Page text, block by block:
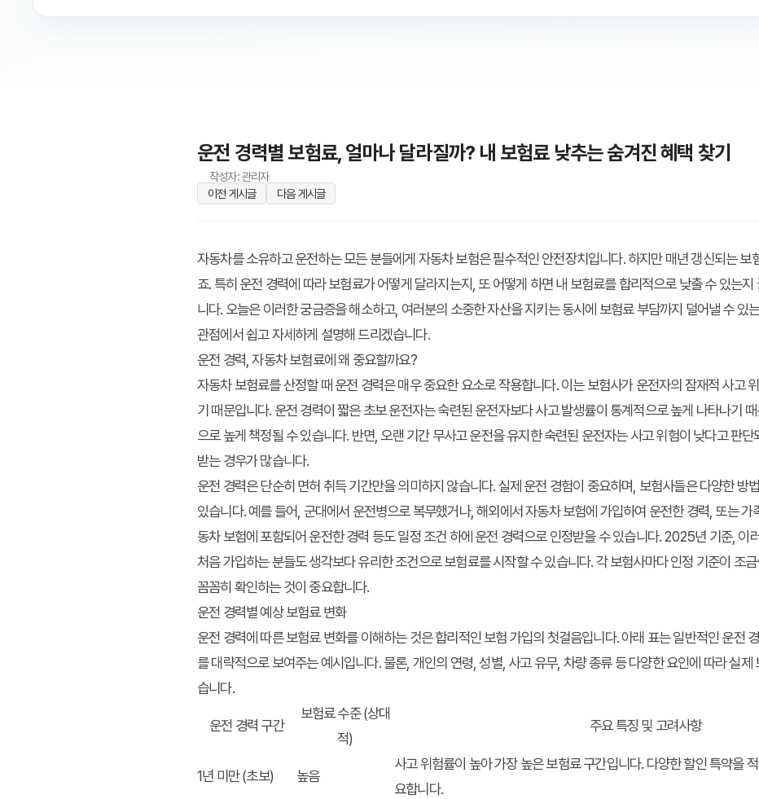
운전 경력별 보험료, 얼마나 달라질까? 내 보험료 낮추는 숨겨진 혜택 찾기
작성자: 관리자
이전 게시글
다음 게시글
자동차를 소유하고 운전하는 모든 분들에게 자동차 보험은 필수적인 안전장치입니다. 하지만 매년 갱신되는 보
죠. 특히 운전 경력에 따라 보험료가 어떻게 달라지는지, 또 어떻게 하면 내 보험료를 합리적으로 낮출 수 있는
니다. 오늘은 이러한 궁금증을 해소하고, 여러분의 소중한 자산을 지키는 동시에 보험료 부담까지 덜어낼 수 있
관점에서 쉽고 자세하게 설명해 드리겠습니다.
운전 경력, 자동차 보험료에 왜 중요할까요?
자동차 보험료를 산정할 때 운전 경력은 매우 중요한 요소로 작용합니다. 이는 보험사가 운전자의 잠재적 사고
기 때문입니다. 운전 경력이 짧은 초보 운전자는 숙련된 운전자보다 사고 발생률이 통계적으로 높게 나타나기
으로 높게 책정될 수 있습니다. 반면, 오랜 기간 무사고 운전을 유지한 숙련된 운전자는 사고 위험이 낮다고 판
받는 경우가 많습니다.
운전 경력은 단순히 면허 취득 기간만을 의미하지 않습니다. 실제 운전 경험이 중요하며, 보험사들은 다양한 방
있습니다. 예를 들어, 군대에서 운전병으로 복무했거나, 해외에서 자동차 보험에 가입하여 운전한 경력, 또는 가
동차 보험에 포함되어 운전한 경력 등도 일정 조건 하에 운전 경력으로 인정받을 수 있습니다. 2025년 기준, 이
처음 가입하는 분들도 생각보다 유리한 조건으로 보험료를 시작할 수 있습니다. 각 보험사마다 인정 기준이 조
꼼꼼히 확인하는 것이 중요합니다.
운전 경력별 예상 보험료 변화
운전 경력에 따른 보험료 변화를 이해하는 것은 합리적인 보험 가입의 첫걸음입니다. 아래 표는 일반적인 운전
를 대략적으로 보여주는 예시입니다. 물론, 개인의 연령, 성별, 사고 유무, 차량 종류 등 다양한 요인에 따라 실제
습니다.
운전 경력 구간
보험료 수준 (상대
적)
주요 특징 및 고려사항
1년 미만 (초보) 높음
사고 위험률이 높아 가장 높은 보험료 구간입니다. 다양한 할인 특약을
요합니다.